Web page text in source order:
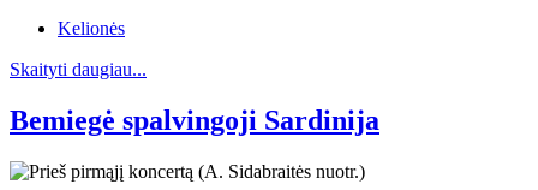
Kelionės
Skaityti daugiau...
Bemiegė spalvingoji Sardinija